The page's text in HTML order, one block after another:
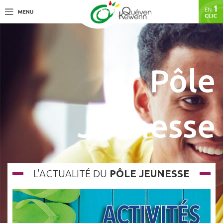
Pôle
Jeunesse
L'ACTUALITÉ DU PÔLE JEUNESSE